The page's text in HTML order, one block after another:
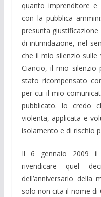
quanto imprenditore
con la pubblica
presunta
di intimidazione, nel
che il mio silenzio
Ciancio, il mio silenzio
stato ricompensato
per cui il mio
pubblicato. Io credo
violenta, applicata e
isolamento e di rischio
Il 6 gennaio 2009 il
rivendicare quel
dell’anniversario
solo non cita il nome di